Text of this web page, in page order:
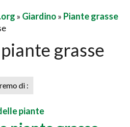
» Giardino » Piante grasse
grasse
di :
piante